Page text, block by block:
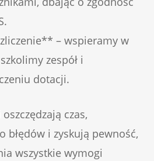
– wspieramy w
zespół i
dotacji.
czas,
błędów i zyskują pewność,
wszystkie wymogi